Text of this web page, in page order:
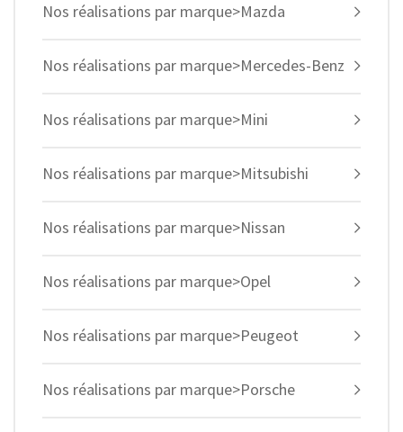
Nos réalisations par marque>Mazda
Nos réalisations par marque>Mercedes-Benz
Nos réalisations par marque>Mini
Nos réalisations par marque>Mitsubishi
Nos réalisations par marque>Nissan
Nos réalisations par marque>Opel
Nos réalisations par marque>Peugeot
Nos réalisations par marque>Porsche